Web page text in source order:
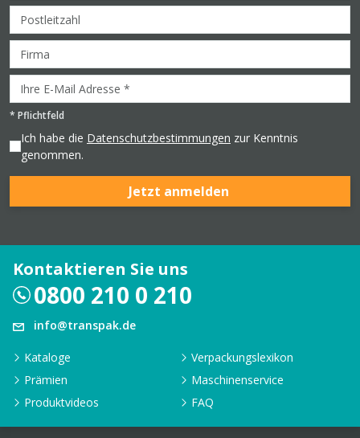
* Pflichtfeld
Ich habe die Datenschutzbestimmungen zur Kenntnis
genommen.
Jetzt anmelden
Kontaktieren Sie uns
0800 210 0 210
info@transpak.de
Kataloge
Verpackungslexikon
Prämien
Maschinenservice
Produktvideos
FAQ